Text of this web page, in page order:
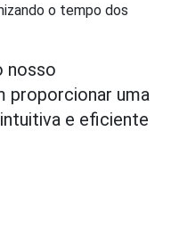
o tempo dos
nosso
proporcionar uma
e eficiente